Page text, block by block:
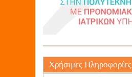
Χρήσιμες Πληροφορίες